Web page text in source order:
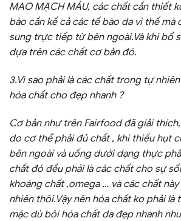
MAO MẠCH MÁU, các chất cần thiết
bào cần kể cả các tế bào da vì thế mà
sung trực tiếp từ bên ngoài.Và khi bổ
dựa trên các chất cơ bản đó.
3.Vì sao phải là các chất trong tự
hóa chất cho đẹp nhanh ?
Cơ bản như trên Fairfood đã giải
do cơ thể phải đủ chất , khi thiếu hụt
bên ngoài và uống dưới dạng thực
chất đó đều phải là các chất cho sự
khoáng chất ,omega … và các chất
nhiên thôi.Vậy nên hóa chất ko phải là
mặc dù bôi hóa chất da đẹp nhanh